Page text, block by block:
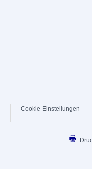
Cookie-Einstellungen